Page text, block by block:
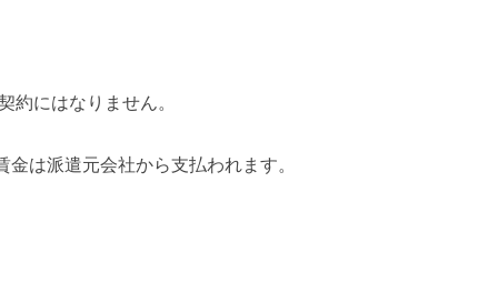
約にはなりません。
は派遣元会社から支払われます。